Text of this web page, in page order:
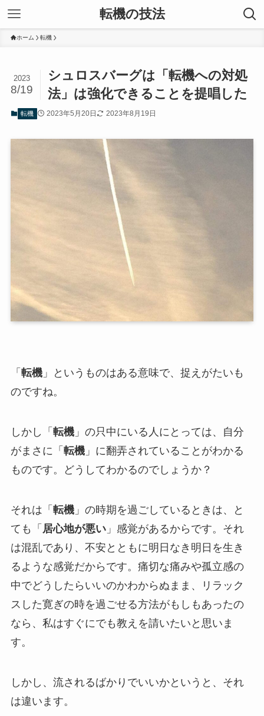
転機の技法
ホーム 転機
シュロスバーグは「転機への対処
法」は強化できることを提唱した
2023
8/19
転機 2023年5月20日 2023年8月19日
「 転機」というものはある意味で、捉えがたいも
のですね。
しかし「 転機」の只中にいる人にとっては、自分
がまさに「 転機」に翻弄されていることがわかる
ものです。どうしてわかるのでしょうか？
それは「 転機」の時期を過ごしているときは、と
ても「 居心地が悪い」感覚があるからです。それ
は混乱であり、不安とともに明日なき明日を生き
るような感覚だからです。痛切な痛みや孤立感の
中でどうしたらいいのかわからぬまま、リラック
スした寛ぎの時を過ごせる方法がもしもあったの
なら、私はすぐにでも教えを請いたいと思いま
す。
しかし、流されるばかりでいいかというと、それ
は違います。